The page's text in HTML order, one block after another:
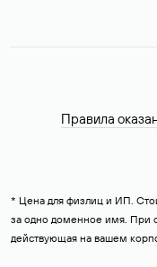
Правила
* Цена для физлиц и ИП.
за одно доменное имя. При
действующая на вашем